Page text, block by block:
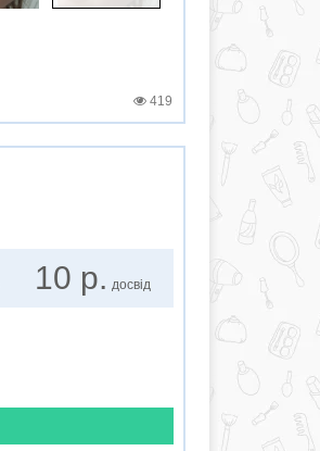
419
10 р. досвід